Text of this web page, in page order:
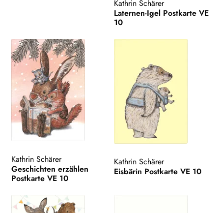
Kathrin Schärer
Laternen-Igel Postkarte VE
10
Kathrin Schärer
Geschichten erzählen
Postkarte VE 10
Kathrin Schärer
Eisbärin Postkarte VE 10